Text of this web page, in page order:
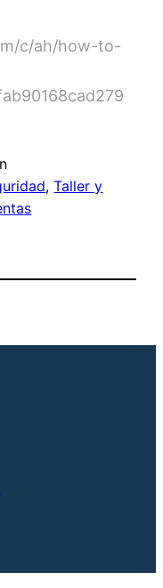
c/ah/how-to-
, Taller y